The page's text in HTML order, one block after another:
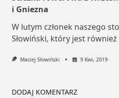
i Gniezna
W lutym członek naszego
Słowiński, który jest również
Maciej Słowiński 9 Kwi, 2019
DODAJ KOMENTARZ